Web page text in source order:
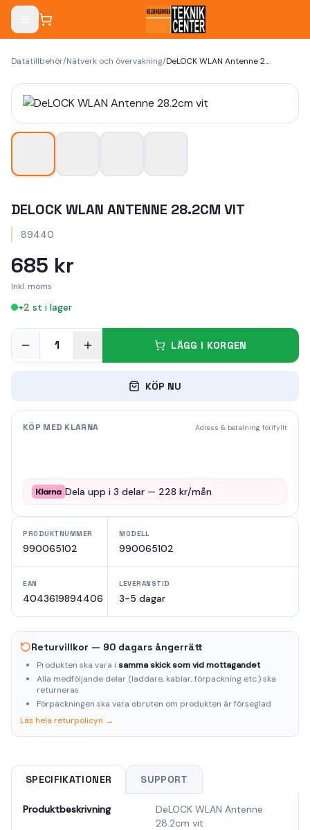
Datatillbehör/Nätverk och övervakning/ DeLOCK WLAN Antenne 28.2cm vit
DELOCK WLAN ANTENNE 28.2CM VIT
89440
685 kr
Inkl. moms
+2 st i lager
1 LÄGG I KORGEN
KÖP NU
KÖP MED KLARNA Adress & betalning förifyllt
Dela upp i 3 delar — 228 kr/mån
PRODUKTNUMMER
990065102
MODELL
990065102
EAN
4043619894406
LEVERANSTID
3-5 dagar
Returvillkor — 90 dagars ångerrätt
Produkten ska vara i samma skick som vid mottagandet
Alla medföljande delar (laddare, kablar, förpackning etc.) ska
returneras
Förpackningen ska vara obruten om produkten är förseglad
Läs hela returpolicyn →
SPECIFIKATIONER SUPPORT
Produktbeskrivning
DeLOCK WLAN Antenne
28.2cm vit